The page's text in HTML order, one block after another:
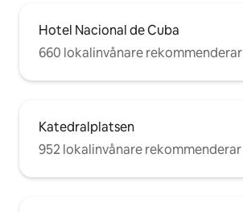
Hotel Nacional de Cuba
660 lokalinvånare rekommenderar
Katedralplatsen
952 lokalinvånare rekommenderar